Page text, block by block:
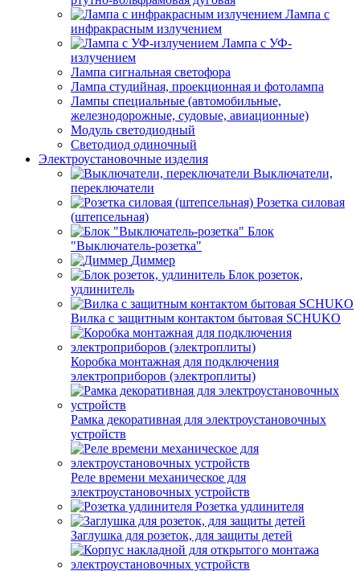
Лампа с
инфракрасным излучением
Лампа с УФ-
излучением
Лампа сигнальная светофора
Лампа студийная, проекционная и фотолампа
Лампы специальные (автомобильные,
железнодорожные, судовые, авиационные)
Модуль светодиодный
Светодиод одиночный
Электроустановочные изделия
Выключатели,
переключатели
Розетка силовая
(штепсельная)
Блок
"Выключатель-розетка"
Диммер
Блок розеток,
удлинитель
Вилка с защитным контактом бытовая SCHUKO
Коробка монтажная для подключения
электроприборов (электроплиты)
Рамка декоративная для электроустановочных
устройств
Реле времени механическое для
электроустановочных устройств
Розетка удлинителя
Заглушка для розеток, для защиты детей